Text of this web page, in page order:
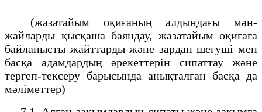
(жазатайым оқиғаның алдындағы мән-
жайларды қысқаша баяндау, жазатайым оқиғаға
байланысты жайттарды және зардап шегуші мен
басқа адамдардың әрекеттерін сипаттау және
тергеп-тексеру барысында анықталған басқа да
мәліметтер)